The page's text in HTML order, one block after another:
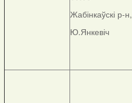
Жабінкаўскі р-н,
Ю.Янкевіч